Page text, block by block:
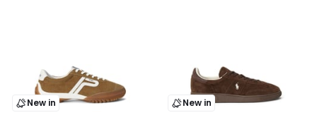
New in New in